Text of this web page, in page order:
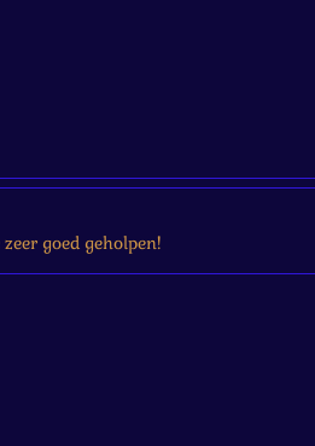
goed geholpen!